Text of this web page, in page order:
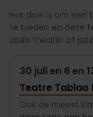
Het doel is om een
te bieden en deze
zoals theater of
30 juli en 6 en
Teatre Tablao
Ook de meest